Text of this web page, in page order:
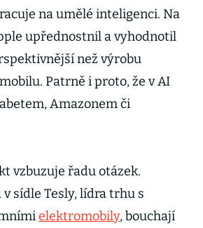
na umělé inteligenci. Na
upřednostnil a vyhodnotil
než výrobu
Patrně i proto, že v AI
Amazonem či
vzbuzuje řadu otázek.
sídle Tesly, lídra trhu s
elektromobily, bouchají